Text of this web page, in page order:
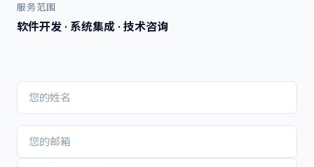
服务范围
软件开发 · 系统集成 · 技术咨询